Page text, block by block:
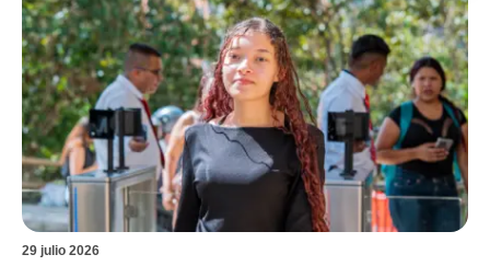
29 julio 2026